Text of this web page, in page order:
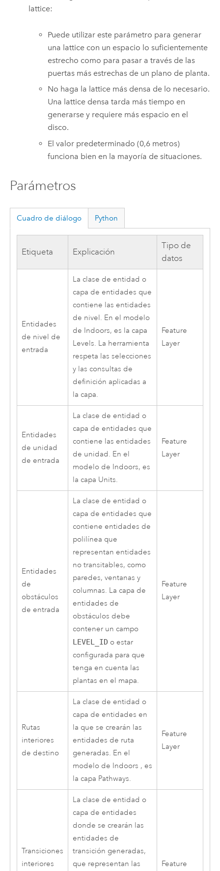
lattice:
Puede utilizar este parámetro para generar
una lattice con un espacio lo suficientemente
estrecho como para pasar a través de las
puertas más estrechas de un plano de planta.
No haga la lattice más densa de lo necesario.
Una lattice densa tarda más tiempo en
generarse y requiere más espacio en el
disco.
El valor predeterminado (0,6 metros)
funciona bien en la mayoría de situaciones.
Parámetros
Cuadro de diálogo Python
Etiqueta Explicación
Tipo de
datos
Entidades
de nivel de
entrada
La clase de entidad o
capa de entidades que
contiene las entidades
de nivel. En el modelo
de Indoors, es la capa
Levels. La herramienta
respeta las selecciones
y las consultas de
definición aplicadas a
la capa.
Feature
Layer
Entidades
de unidad
de entrada
La clase de entidad o
capa de entidades que
contiene las entidades
de unidad. En el
modelo de Indoors, es
la capa Units.
Feature
Layer
Entidades
de
obstáculos
de entrada
La clase de entidad o
capa de entidades que
contiene entidades de
polilínea que
representan entidades
no transitables, como
paredes, ventanas y
columnas. La capa de
entidades de
obstáculos debe
contener un campo
LEVEL_ID o estar
configurada para que
tenga en cuenta las
plantas en el mapa.
Feature
Layer
Rutas
interiores
de destino
La clase de entidad o
capa de entidades en
la que se crearán las
entidades de ruta
generadas. En el
modelo de Indoors , es
la capa Pathways.
Feature
Layer
Transiciones
interiores
La clase de entidad o
capa de entidades
donde se crearán las
entidades de
transición generadas,
que representan las
Feature